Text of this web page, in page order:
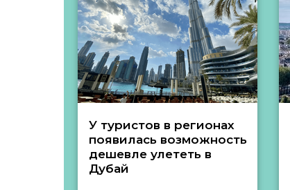
У туристов в регионах
появилась возможность
дешевле улететь в
Дубай